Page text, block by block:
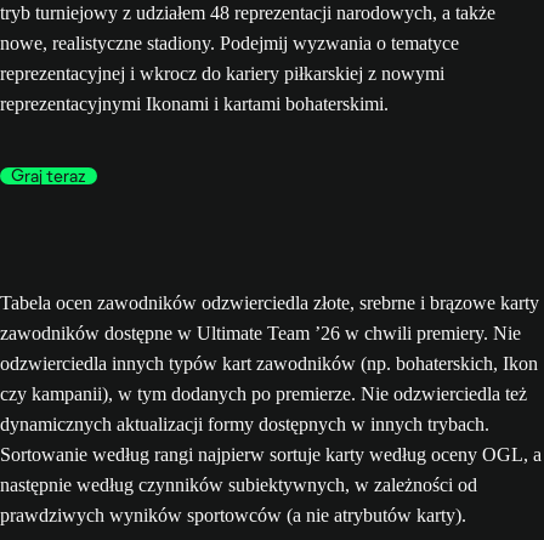
tryb turniejowy z udziałem 48 reprezentacji narodowych, a także
nowe, realistyczne stadiony. Podejmij wyzwania o tematyce
reprezentacyjnej i wkrocz do kariery piłkarskiej z nowymi
reprezentacyjnymi Ikonami i kartami bohaterskimi.
Graj teraz
Tabela ocen zawodników odzwierciedla złote, srebrne i brązowe karty
zawodników dostępne w Ultimate Team ’26 w chwili premiery. Nie
odzwierciedla innych typów kart zawodników (np. bohaterskich, Ikon
czy kampanii), w tym dodanych po premierze. Nie odzwierciedla też
dynamicznych aktualizacji formy dostępnych w innych trybach.
Sortowanie według rangi najpierw sortuje karty według oceny OGL, a
następnie według czynników subiektywnych, w zależności od
prawdziwych wyników sportowców (a nie atrybutów karty).